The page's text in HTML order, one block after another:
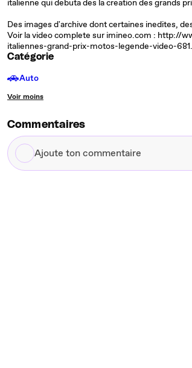
italienne qui debuta des la creation des grands
Des images d'archive dont certaines inedites,
Voir la video complete sur imineo.com : http://
italiennes-grand-prix-motos-legende-video-
Catégorie
🚗Auto
Voir moins
Commentaires
Ajoute
ton